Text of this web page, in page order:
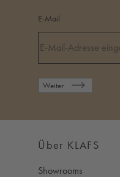
E-Mail
Weiter
Über KLAFS
Showrooms